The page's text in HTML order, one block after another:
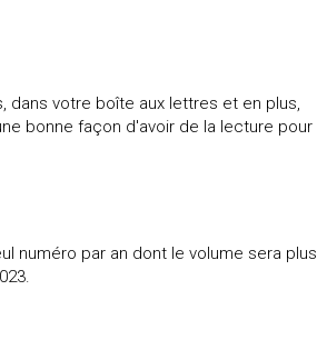
dans votre boîte aux lettres et en plus,
bonne façon d'avoir de la lecture pour
numéro par an dont le volume sera plus